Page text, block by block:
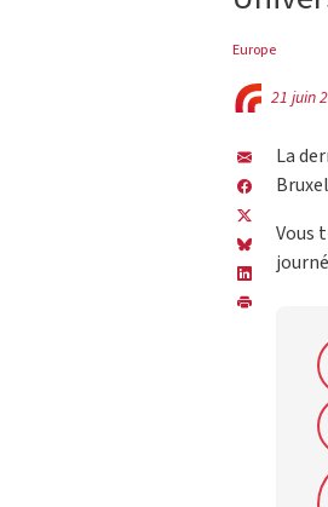
Europe
21 juin
La
Vous